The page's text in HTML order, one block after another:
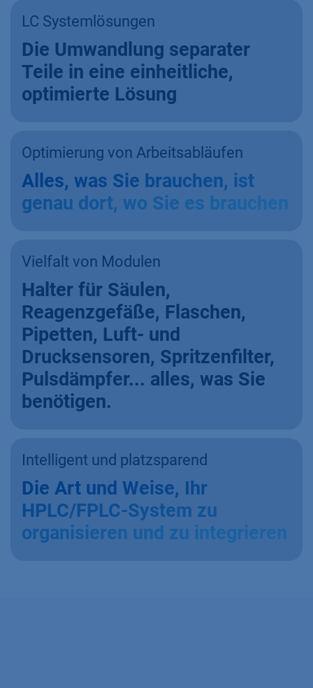
Intelligent und platzsparend
Die Art und Weise, Ihr
HPLC/FPLC-System zu
organisieren und zu integrieren
Vielfalt von Modulen
Halter für Säulen,
Reagenzgefäße, Flaschen,
Pipetten, Luft- und
Drucksensoren, Spritzenfilter,
Pulsdämpfer... alles, was Sie
benötigen.
Optimierung von Arbeitsabläufen
Alles, was Sie brauchen, ist
genau dort, wo Sie es brauchen
LC Systemlösungen
Die Umwandlung separater
Teile in eine einheitliche,
optimierte Lösung